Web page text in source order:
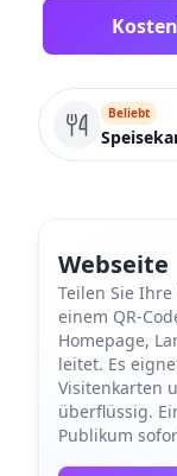
Beliebt
Webseite
Teilen Sie
einem QR-
Homepage,
leitet. Es
Visitenkarten
überflüssig.
Publikum